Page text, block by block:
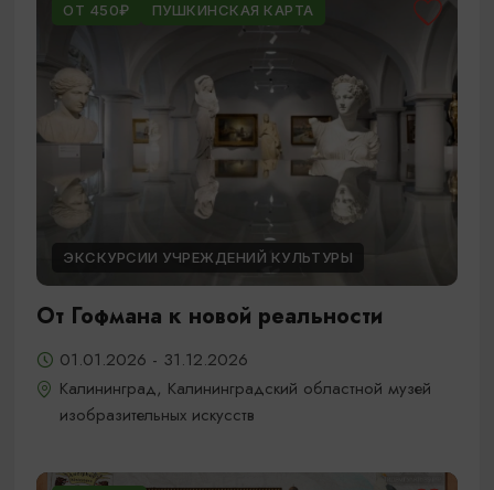
ОТ 450₽ ПУШКИНСКАЯ КАРТА
ЭКСКУРСИИ УЧРЕЖДЕНИЙ КУЛЬТУРЫ
От Гофмана к новой реальности
01.01.2026 - 31.12.2026
Калининград, Калининградский областной музей
изобразительных искусств